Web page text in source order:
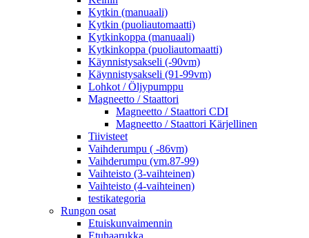
Kytkin (manuaali)
Kytkin (puoliautomaatti)
Kytkinkoppa (manuaali)
Kytkinkoppa (puoliautomaatti)
Käynnistysakseli (-90vm)
Käynnistysakseli (91-99vm)
Lohkot / Öljypumppu
Magneetto / Staattori
Magneetto / Staattori CDI
Magneetto / Staattori Kärjellinen
Tiivisteet
Vaihderumpu ( -86vm)
Vaihderumpu (vm.87-99)
Vaihteisto (3-vaihteinen)
Vaihteisto (4-vaihteinen)
testikategoria
Rungon osat
Etuiskunvaimennin
Etuhaarukka